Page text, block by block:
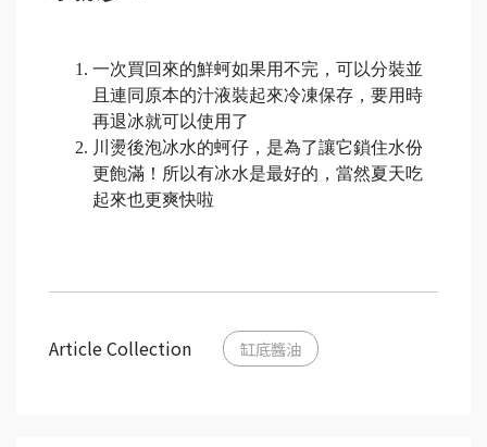
一次買回來的鮮蚵如果用不完，可以分裝並
且連同原本的汁液裝起來冷凍保存，要用時
再退冰就可以使用了
川燙後泡冰水的蚵仔，是為了讓它鎖住水份
更飽滿！所以有冰水是最好的，當然夏天吃
起來也更爽快啦
Article Collection 缸底醬油